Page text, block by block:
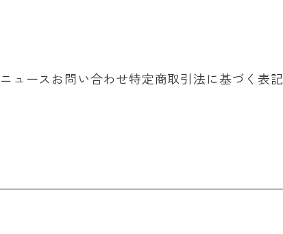
ニュースお問い合わせ特定商取引法に基づく表記